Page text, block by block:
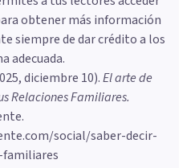
obtener más información
siempre de dar crédito a los
adecuada.
diciembre 10).El arte de
Relaciones Familiares.
social/saber-decir-